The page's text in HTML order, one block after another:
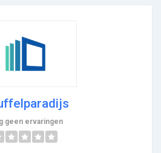
geen ervaringen